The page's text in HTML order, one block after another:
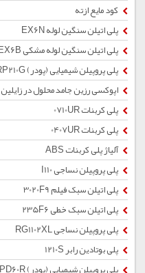
کود مایع ازته
پلی اتیلن سنگین لوله EX6N
پلی اتیلن سنگین لوله مشکی EX6B
پلی پروپیلن شیمیایی (پودر) RP210G
اپوکسی رزین جامد محلول در زایلین E1X75LC
پلی کربنات 0710UR
پلی کربنات 0407UR
آلیاژ پلی کربنات ABS
پلی پروپیلن نساجی I110
پلی اتیلن سبک فیلم 3020F9
پلی اتیلن سبک خطی 235F6
پلی پروپیلن نساجی RG1102XL
پلی بوتادین رابر 1210S